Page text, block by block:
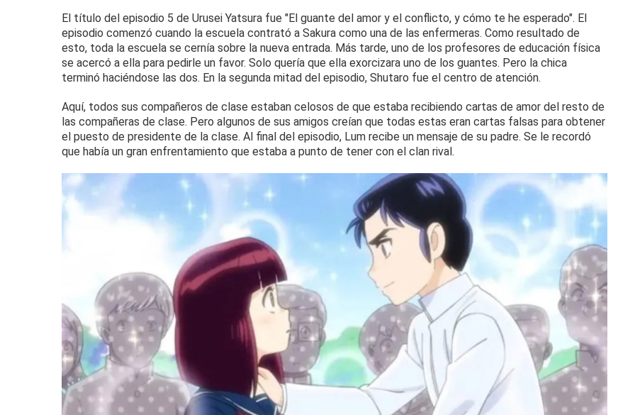
El título del episodio 5 de Urusei Yatsura fue "El guante del amor y el conflicto, y cómo te he esperado". El
episodio comenzó cuando la escuela contrató a Sakura como una de las enfermeras. Como resultado de
esto, toda la escuela se cernía sobre la nueva entrada. Más tarde, uno de los profesores de educación física
se acercó a ella para pedirle un favor. Solo quería que ella exorcizara uno de los guantes. Pero la chica
terminó haciéndose las dos. En la segunda mitad del episodio, Shutaro fue el centro de atención.
Aquí, todos sus compañeros de clase estaban celosos de que estaba recibiendo cartas de amor del resto de
las compañeras de clase. Pero algunos de sus amigos creían que todas estas eran cartas falsas para obtener
el puesto de presidente de la clase. Al final del episodio, Lum recibe un mensaje de su padre. Se le recordó
que había un gran enfrentamiento que estaba a punto de tener con el clan rival.